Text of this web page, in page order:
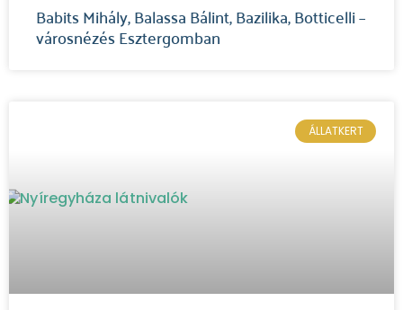
Babits Mihály, Balassa Bálint, Bazilika, Botticelli –
városnézés Esztergomban
ÁLLATKERT